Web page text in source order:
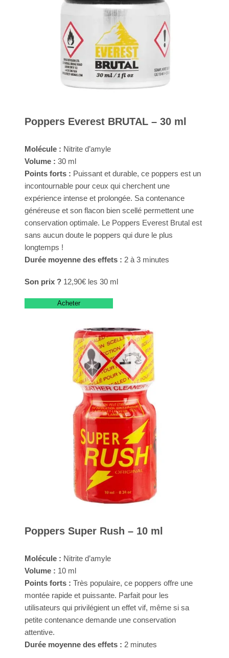
Poppers Everest BRUTAL – 30 ml
Molécule : Nitrite d’amyle
Volume : 30 ml
Points forts : Puissant et durable, ce poppers est un
incontournable pour ceux qui cherchent une
expérience intense et prolongée. Sa contenance
généreuse et son flacon bien scellé permettent une
conservation optimale. Le Poppers Everest Brutal est
sans aucun doute le poppers qui dure le plus
longtemps !
Durée moyenne des effets : 2 à 3 minutes
Son prix ? 12,90€ les 30 ml
Acheter
Poppers Super Rush – 10 ml
Molécule : Nitrite d’amyle
Volume : 10 ml
Points forts : Très populaire, ce poppers offre une
montée rapide et puissante. Parfait pour les
utilisateurs qui privilégient un effet vif, même si sa
petite contenance demande une conservation
attentive.
Durée moyenne des effets : 2 minutes